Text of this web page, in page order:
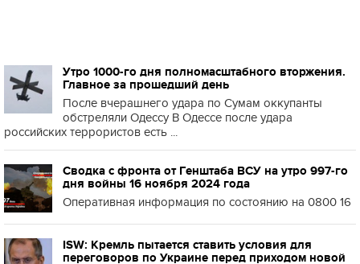
Утро 1000-го дня полномасштабного вторжения.
Главное за прошедший день
После вчерашнего удара по Сумам оккупанты
обстреляли Одессу В Одессе после удара
российских террористов есть ...
Сводка с фронта от Генштаба ВСУ на утро 997-го
дня войны 16 ноября 2024 года
Оперативная информация по состоянию на 0800 16
ISW: Кремль пытается ставить условия для
переговоров по Украине перед приходом новой